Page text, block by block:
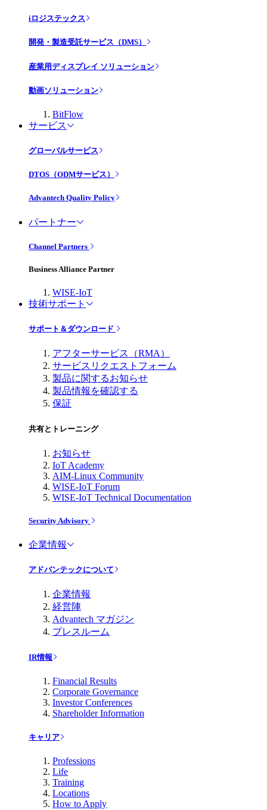
iロジステックス
開発・製造受託サービス（DMS）
産業用ディスプレイ ソリューション
動画ソリューション
BitFlow
サービス
グローバルサービス
DTOS（ODMサービス）
Advantech Quality Policy
パートナー
Channel Partners
Business Alliance Partner
WISE-IoT
技術サポート
サポート＆ダウンロード
アフターサービス（RMA）
サービスリクエストフォーム
製品に関するお知らせ
製品情報を確認する
保証
共有とトレーニング
お知らせ
IoT Academy
AIM-Linux Community
WISE-IoT Forum
WISE-IoT Technical Documentation
Security Advisory
企業情報
アドバンテックについて
企業情報
経営陣
Advantech マガジン
プレスルーム
IR情報
Financial Results
Corporate Governance
Investor Conferences
Shareholder Information
キャリア
Professions
Life
Training
Locations
How to Apply